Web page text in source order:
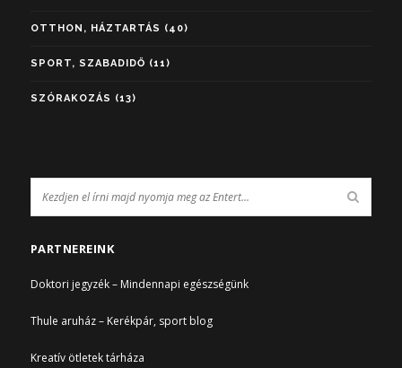
OTTHON, HÁZTARTÁS (40)
SPORT, SZABADIDŐ (11)
SZÓRAKOZÁS (13)
PARTNEREINK
Doktori jegyzék – Mindennapi egészségünk
Thule aruház – Kerékpár, sport blog
Kreatív ötletek tárháza